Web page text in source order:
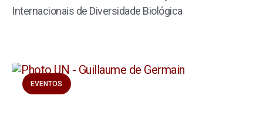
Internacionais de Diversidade Biológica
EVENTOS